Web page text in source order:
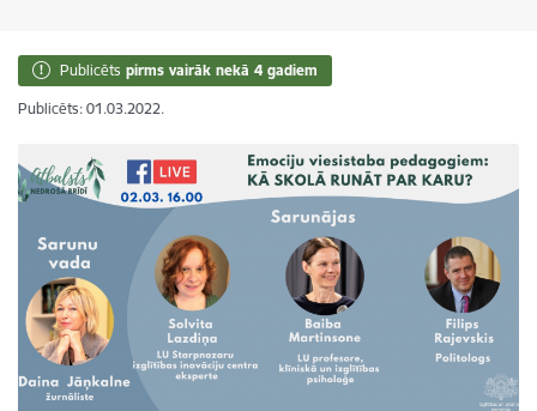
Publicēts pirms vairāk nekā 4 gadiem
Publicēts: 01.03.2022.